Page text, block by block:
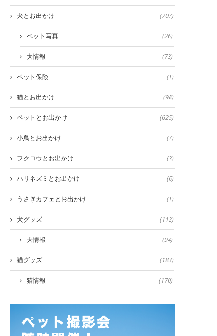
犬とお出かけ (707)
ペット写真 (26)
犬情報 (73)
ペット保険 (1)
猫とお出かけ (98)
ペットとお出かけ (625)
小鳥とお出かけ (7)
フクロウとお出かけ (3)
ハリネズミとお出かけ (6)
うさぎカフェとお出かけ (1)
犬グッズ (112)
犬情報 (94)
猫グッズ (183)
猫情報 (170)